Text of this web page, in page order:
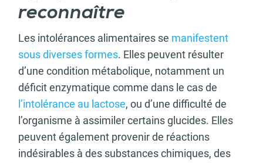
reconnaître
Les intolérances alimentaires se manifestent
sous diverses formes. Elles peuvent résulter
d’une condition métabolique, notamment un
déficit enzymatique comme dans le cas de
l’intolérance au lactose, ou d’une difficulté de
l’organisme à assimiler certains glucides. Elles
peuvent également provenir de réactions
indésirables à des substances chimiques, des